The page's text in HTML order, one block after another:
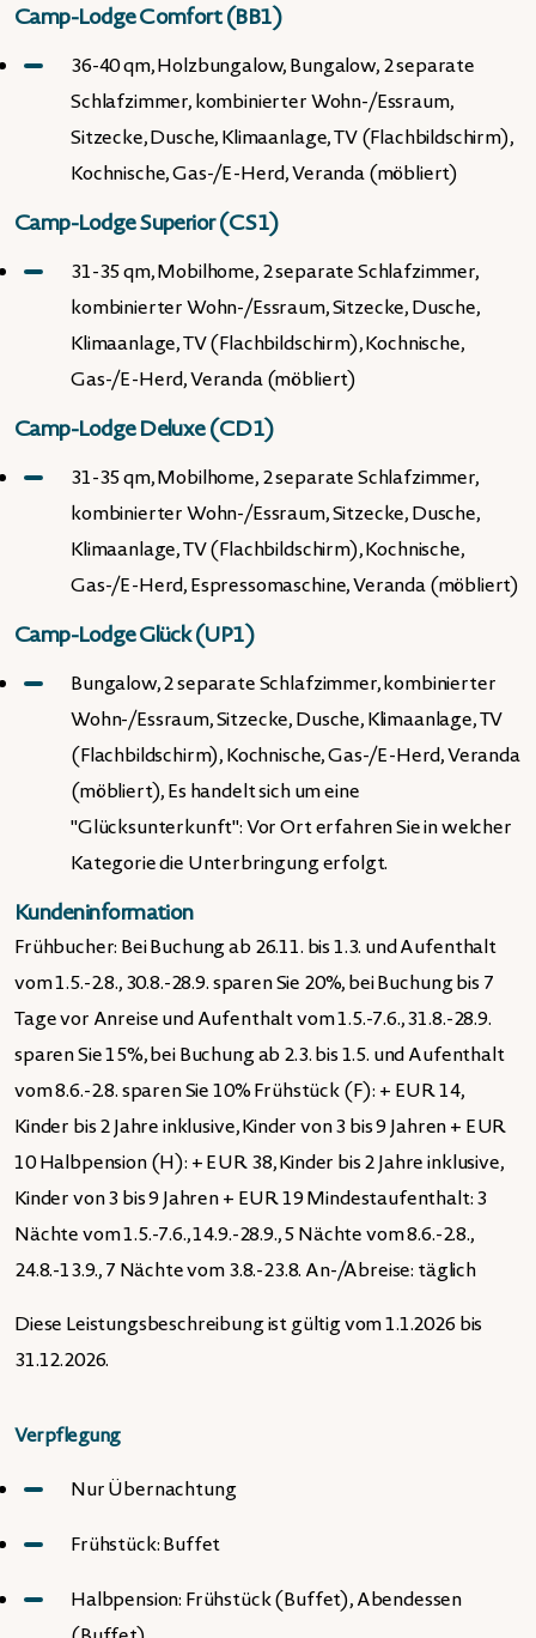
Camp-Lodge Comfort (BB1)
36-40 qm, Holzbungalow, Bungalow, 2 separate
Schlafzimmer, kombinierter Wohn-/Essraum,
Sitzecke, Dusche, Klimaanlage, TV (Flachbildschirm),
Kochnische, Gas-/E-Herd, Veranda (möbliert)
Camp-Lodge Superior (CS1)
31-35 qm, Mobilhome, 2 separate Schlafzimmer,
kombinierter Wohn-/Essraum, Sitzecke, Dusche,
Klimaanlage, TV (Flachbildschirm), Kochnische,
Gas-/E-Herd, Veranda (möbliert)
Camp-Lodge Deluxe (CD1)
31-35 qm, Mobilhome, 2 separate Schlafzimmer,
kombinierter Wohn-/Essraum, Sitzecke, Dusche,
Klimaanlage, TV (Flachbildschirm), Kochnische,
Gas-/E-Herd, Espressomaschine, Veranda (möbliert)
Camp-Lodge Glück (UP1)
Bungalow, 2 separate Schlafzimmer, kombinierter
Wohn-/Essraum, Sitzecke, Dusche, Klimaanlage, TV
(Flachbildschirm), Kochnische, Gas-/E-Herd, Veranda
(möbliert), Es handelt sich um eine
"Glücksunterkunft": Vor Ort erfahren Sie in welcher
Kategorie die Unterbringung erfolgt.
Kundeninformation
Frühbucher: Bei Buchung ab 26.11. bis 1.3. und Aufenthalt
vom 1.5.-2.8., 30.8.-28.9. sparen Sie 20%, bei Buchung bis 7
Tage vor Anreise und Aufenthalt vom 1.5.-7.6., 31.8.-28.9.
sparen Sie 15%, bei Buchung ab 2.3. bis 1.5. und Aufenthalt
vom 8.6.-2.8. sparen Sie 10% Frühstück (F): + EUR 14,
Kinder bis 2 Jahre inklusive, Kinder von 3 bis 9 Jahren + EUR
10 Halbpension (H): + EUR 38, Kinder bis 2 Jahre inklusive,
Kinder von 3 bis 9 Jahren + EUR 19 Mindestaufenthalt: 3
Nächte vom 1.5.-7.6., 14.9.-28.9., 5 Nächte vom 8.6.-2.8.,
24.8.-13.9., 7 Nächte vom 3.8.-23.8. An-/Abreise: täglich
Diese Leistungsbeschreibung ist gültig vom 1.1.2026 bis
31.12.2026.
Verpflegung
Nur Übernachtung
Frühstück: Buffet
Halbpension: Frühstück (Buffet), Abendessen